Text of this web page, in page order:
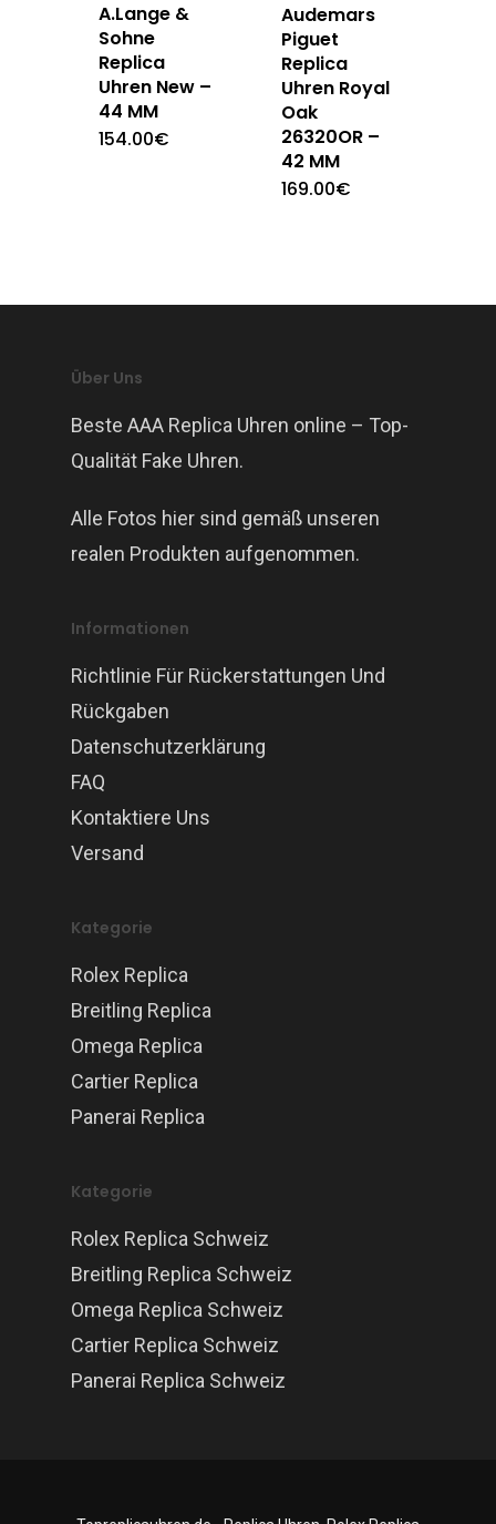
A.Lange &
Sohne
Replica
Uhren New –
44 MM
154.00€
Audemars
Piguet
Replica
Uhren Royal
Oak
26320OR –
42 MM
169.00€
Über Uns
Beste AAA Replica Uhren online – Top-
Qualität Fake Uhren.
Alle Fotos hier sind gemäß unseren
realen Produkten aufgenommen.
Informationen
Richtlinie Für Rückerstattungen Und
Rückgaben
Datenschutzerklärung
FAQ
Kontaktiere Uns
Versand
Kategorie
Rolex Replica
Breitling Replica
Omega Replica
Cartier Replica
Panerai Replica
Kategorie
Rolex Replica Schweiz
Breitling Replica Schweiz
Omega Replica Schweiz
Cartier Replica Schweiz
Panerai Replica Schweiz